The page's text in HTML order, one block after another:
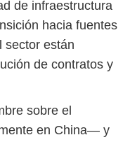
de infraestructura
hacia fuentes
sector están
de contratos y
sobre el
en China— y